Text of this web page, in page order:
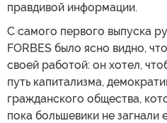
правдивой информации.
С самого первого выпуска
FORBES было ясно видно,
своей работой: он хотел,
путь капитализма,
гражданского общества,
пока большевики не загнали